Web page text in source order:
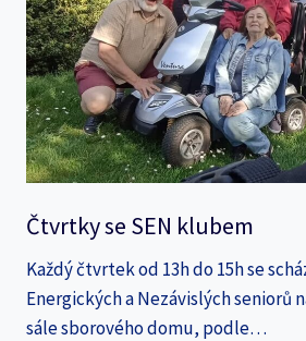
Čtvrtky se SEN klubem
Každý čtvrtek od 13h do 15h se
Energických a Nezávislých seniorů
sále sborového domu, podle…